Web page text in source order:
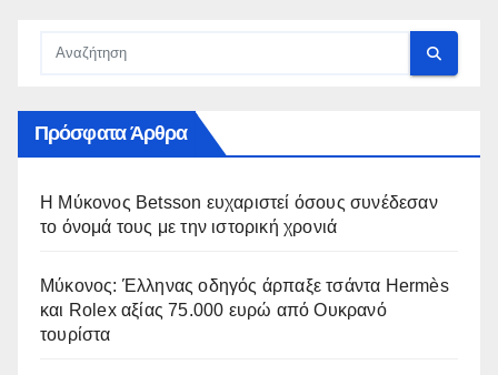
Πρόσφατα Άρθρα
Η Μύκονος Betsson ευχαριστεί όσους συνέδεσαν
το όνομά τους με την ιστορική χρονιά
Μύκονος: Έλληνας οδηγός άρπαξε τσάντα Hermès
και Rolex αξίας 75.000 ευρώ από Ουκρανό
τουρίστα